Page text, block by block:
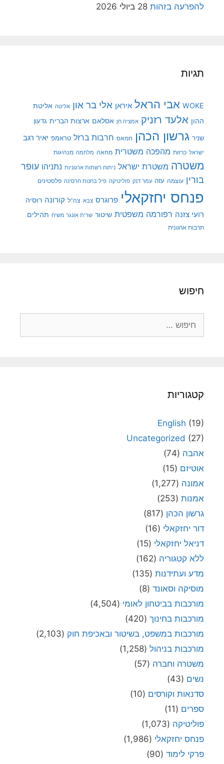
להפרעה בזהות 28 ביולי 2026
תגיות
WOKE אבי הראל איראן אלי בר און אליטה אליטת
ההון אלעד רזניק אמציה חן אסלאם ארצות הברית גדעון
שניר גרשון הכהן חמאס חרבות ברזל טראמפ יאיר רגב
ישראל כרזות מהפכה משטרית מחאה מלחמה מנהיגות
משטרה משטרת ישראל ניתוח רשתות ארגוניות נתניהו עופר
בורין עוצמה עזה עמר דנק פוליטיקה פיל בחנות חרסינה פלסטינים
פנחס יחזקאלי פרוגרס צבא צה"ל קורונה רוסיה
רועי צזנה רפורמה משפטית שיטור שרית אונגר משיח תהילים
תרבות ארגונית
חיפוש
קטגוריות
English (19)
Uncategorized (27)
אהבה (74)
אוטיזם (15)
אמונה (1,277)
אמנות (253)
גרשון הכהן (817)
דור יחזקאלי (16)
דניאל יחזקאלי (15)
ללא קטגוריה (162)
מדע ועתידנות (135)
מוסיקה וסאונד (8)
מורכבות בביטחון לאומי (4,504)
מורכבות בחינוך (420)
מורכבות במשפט, בשיטור ובאכיפת חוק (2,103)
מורכבות בניהול (1,258)
משטרה וחברה (57)
נשים (43)
סדנאות וקורסים (10)
ספרים (11)
פוליטיקה (1,073)
פנחס יחזקאלי (1,986)
פרקי לימוד (90)